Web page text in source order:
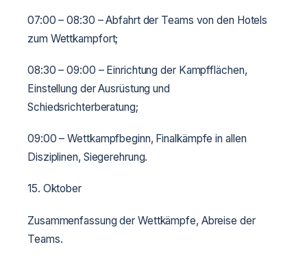
07:00 – 08:30 – Abfahrt der Teams von den Hotels
zum Wettkampfort;
08:30 – 09:00 – Einrichtung der Kampfflächen,
Einstellung der Ausrüstung und
Schiedsrichterberatung;
09:00 – Wettkampfbeginn, Finalkämpfe in allen
Disziplinen, Siegerehrung.
15. Oktober
Zusammenfassung der Wettkämpfe, Abreise der
Teams.